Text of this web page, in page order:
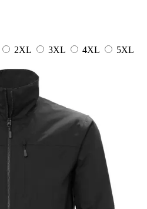
2XL 3XL 4XL
5XL